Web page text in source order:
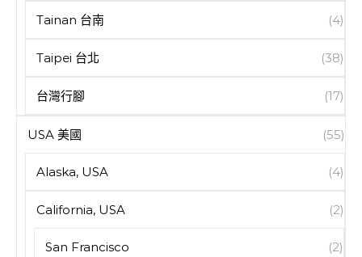
Tainan 台南 (4)
Taipei 台北 (38)
台灣行腳 (17)
USA 美國 (55)
Alaska, USA (4)
California, USA (2)
San Francisco (2)